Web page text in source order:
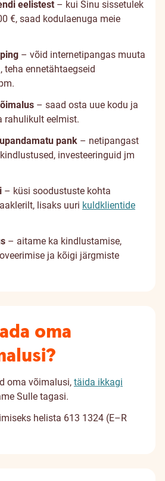
eelistest – kui Sinu sissetulek
€, saad kodulaenuga meie
– võid internetipangas muuta
teha ennetähtaegseid
– saad osta uue kodu ja
rahulikult eelmist.
pank – netipangast
investeeringuid jm
– küsi soodustuste kohta
lisaks uuri kuldklientide
– aitame ka kindlustamise,
ja kõigi järgmiste
oma
oma võimalusi, täida ikkagi
Sulle tagasi.
helista 613 1324 (E–R